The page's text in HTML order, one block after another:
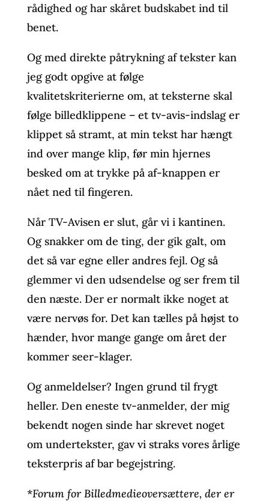
rådighed og har skåret budskabet ind til
benet.
Og med direkte påtrykning af tekster kan
jeg godt opgive at følge
kvalitetskriterierne om, at teksterne skal
følge billedklippene – et tv-avis-indslag er
klippet så stramt, at min tekst har hængt
ind over mange klip, før min hjernes
besked om at trykke på af-knappen er
nået ned til fingeren.
Når TV-Avisen er slut, går vi i kantinen.
Og snakker om de ting, der gik galt, om
det så var egne eller andres fejl. Og så
glemmer vi den udsendelse og ser frem til
den næste. Der er normalt ikke noget at
være nervøs for. Det kan tælles på højst to
hænder, hvor mange gange om året der
kommer seer-klager.
Og anmeldelser? Ingen grund til frygt
heller. Den eneste tv-anmelder, der mig
bekendt nogen sinde har skrevet noget
om undertekster, gav vi straks vores årlige
teksterpris af bar begejstring.
*Forum for Billedmedieoversættere, der er